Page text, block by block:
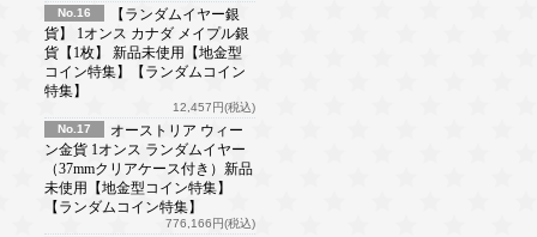
No.16
【ランダムイヤー銀
貨】 1オンス カナダ メイプル銀
貨【1枚】 新品未使用【地金型
コイン特集】【ランダムコイン
特集】
12,457円(税込)
No.17
オーストリア ウィー
ン金貨 1オンス ランダムイヤー
（37mmクリアケース付き）新品
未使用【地金型コイン特集】
【ランダムコイン特集】
776,166円(税込)